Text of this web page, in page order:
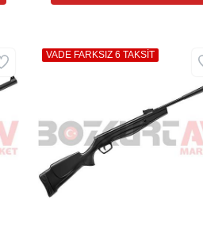
VADE FARKSIZ 6 TAKSİT